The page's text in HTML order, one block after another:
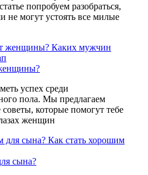
попробуем разобраться,
не могут устоять все милые
Каких мужчин
успех среди
пола. Мы предлагаем
которые помогут тебе
женщин
Как стать хорошим
сына?